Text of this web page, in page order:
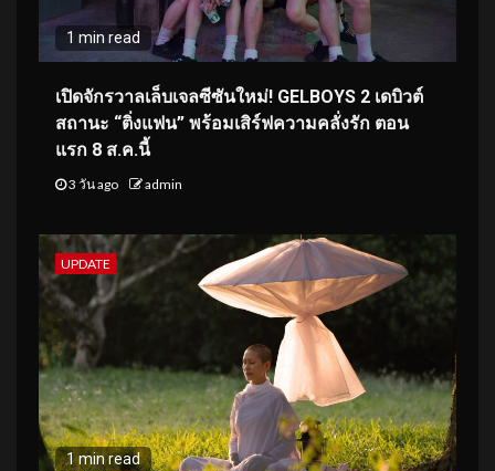
1 min read
เปิดจักรวาลเล็บเจลซีซันใหม่! GELBOYS 2 เดบิวต์
สถานะ “ติ่งแฟน” พร้อมเสิร์ฟความคลั่งรัก ตอน
แรก 8 ส.ค.นี้
3 วัน ago admin
UPDATE
1 min read